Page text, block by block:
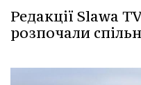
Редакції Slawa
розпочали